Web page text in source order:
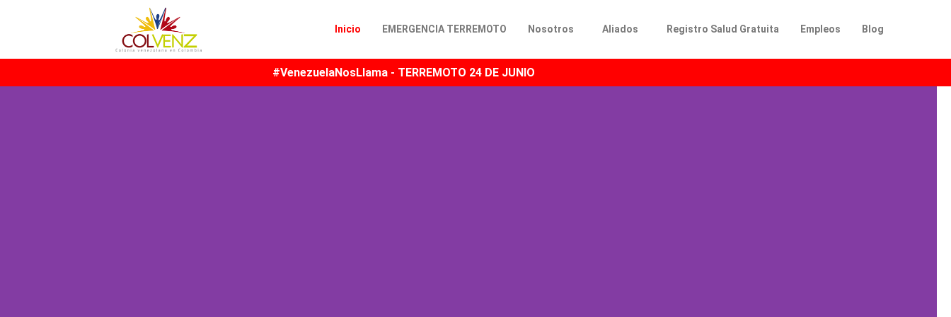
Inicio EMERGENCIA TERREMOTO Nosotros Aliados Registro Salud Gratuita Empleos Blog
#VenezuelaNosLlama - TERREMOTO 24 DE JUNIO